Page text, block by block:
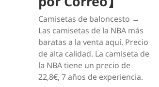
Camisetas de baloncesto →
Las camisetas de la NBA más
baratas a la venta aquí. Precio
de alta calidad. La camiseta de
la NBA tiene un precio de
22,8€, 7 años de experiencia.